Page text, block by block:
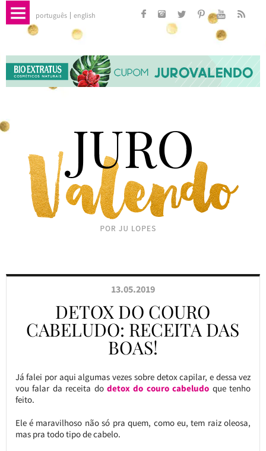
português english
13.05.2019
DETOX DO COURO
CABELUDO: RECEITA DAS
BOAS!
Já falei por aqui algumas vezes sobre detox capilar, e dessa vez
vou falar da receita do detox do couro cabeludo que tenho
feito.
Ele é maravilhoso não só pra quem, como eu, tem raiz oleosa,
mas pra todo tipo de cabelo.